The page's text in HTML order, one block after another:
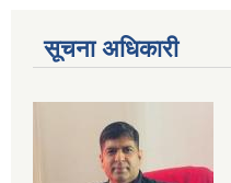
सूचना अधिकारी